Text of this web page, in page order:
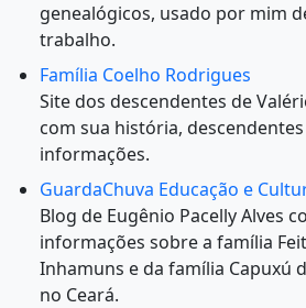
genealógicos, usado por mim
trabalho.
Família Coelho Rodrigues
Site dos descendentes de
com sua história,
informações.
GuardaChuva Educação e
Blog de Eugênio Pacelly Alves
informações sobre a família
Inhamuns e da família Capuxú
no Ceará.